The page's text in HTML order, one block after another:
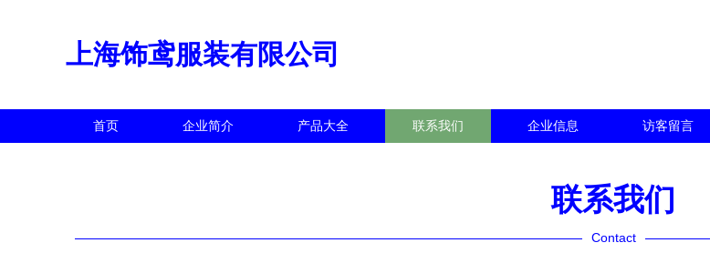
上海饰鸢服装有限公司
首页 企业简介 产品大全 联系我们 企业信息 访客留言
联系我们
Contact